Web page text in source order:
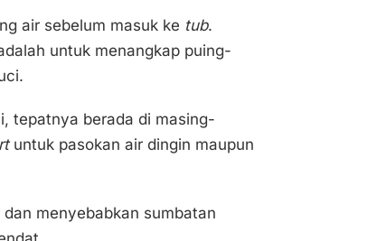
air sebelum masuk ke tub.
untuk menangkap puing-
tepatnya berada di masing-
untuk pasokan air dingin maupun
menyebabkan sumbatan